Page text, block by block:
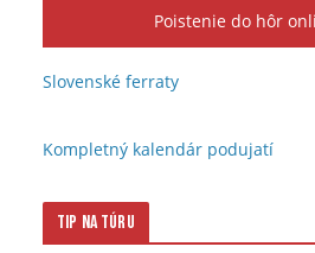
Poistenie do hôr
Slovenské ferraty
Kompletný kalendár podujatí
Tip na túru